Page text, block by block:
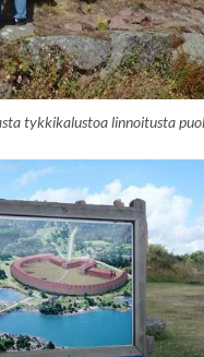
tykkikalustoa linnoitusta